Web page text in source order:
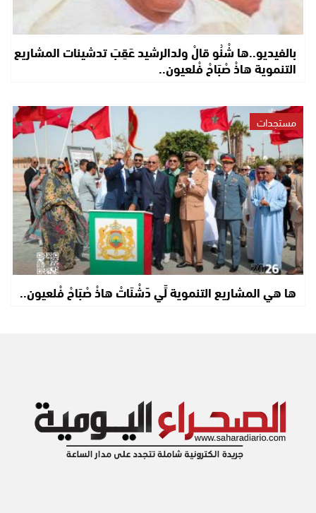
بالفيديو..ها شْنُو قالْ ولدالرشيد عَقِبَ تدشينات المشاريع
التنموية هاذْ صْبَاحْ فْلعيون..
مستجدات
ها هي المشاريع التنموية لِّي دّشْنَاتْ هاذْ صْبَاحْ فْلعيون..